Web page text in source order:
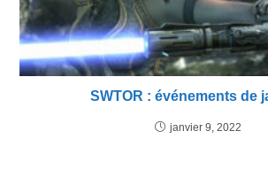
SWTOR : événements de
janvier 9, 2022